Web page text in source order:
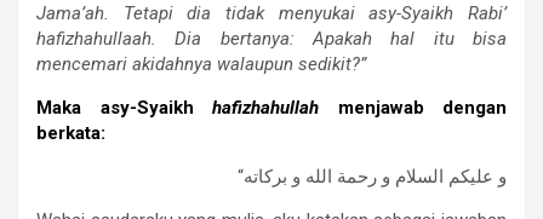
Jama’ah. Tetapi dia tidak menyukai asy-Syaikh Rabi’
hafizhahullaah. Dia bertanya: Apakah hal itu bisa
mencemari akidahnya walaupun sedikit?”
Maka asy-Syaikh hafizhahullah menjawab dengan
berkata:
“و عليكم السلام و رحمة الله و بركاته